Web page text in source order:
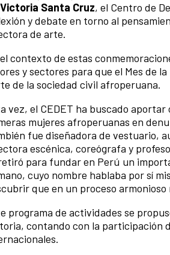
Santa Cruz, el Centro de
y debate en torno al
de arte.
contexto de estas
y sectores para que el Mes de
de la sociedad civil afroperuana.
vez, el CEDET ha buscado
mujeres afroperuanas en
fue diseñadora de vestuario,
escénica, coreógrafa y
para fundar en Perú un
cuyo nombre hablaba por sí
que en un proceso
programa de actividades se
contando con la participación